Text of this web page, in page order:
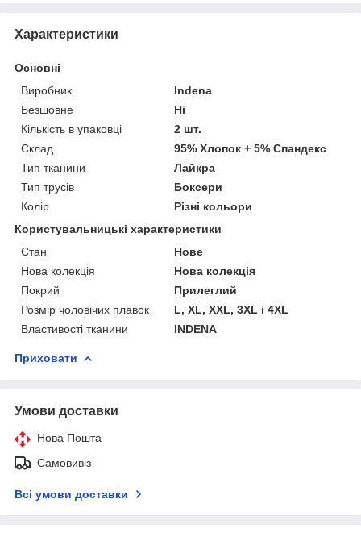
Характеристики
Основні
Виробник
Indena
Безшовне
Ні
Кількість в упаковці
2 шт.
Склад
95% Хлопок + 5% Спандекс
Тип тканини
Лайкра
Тип трусів
Боксери
Колір
Різні кольори
Користувальницькі характеристики
Стан
Нове
Нова колекція
Нова колекція
Покрий
Прилеглий
Розмір чоловічих плавок
L, XL, XXL, 3XL і 4XL
Властивості тканини
INDENA
Приховати
Умови доставки
Нова Пошта
Самовивіз
Всі умови доставки